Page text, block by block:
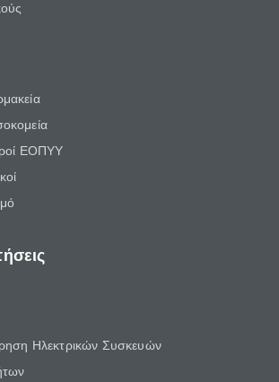
ΕΟΠΥΥ
Ηλεκτρικών Συσκευών